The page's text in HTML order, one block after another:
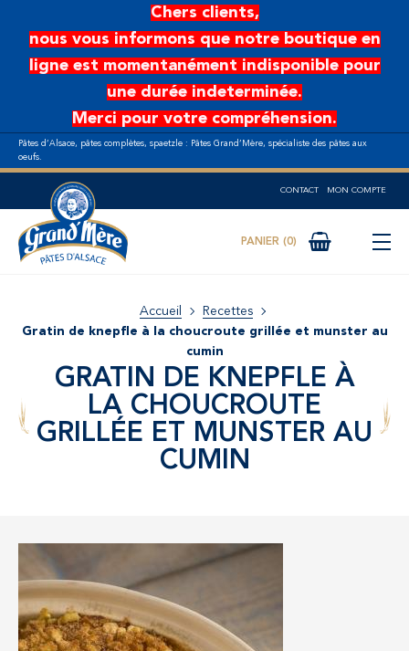
Aller au contenu principalChers clients,
nous vous informons que notre boutique en
ligne est momentanément indisponible pour
une durée indeterminée.
Merci pour votre compréhension.
Pâtes d’Alsace, pâtes complètes, spaetzle : Pâtes Grand’Mère, spécialiste des pâtes aux
oeufs.
CONTACT MON COMPTE
0
Accueil
Recettes
Gratin de knepfle à la choucroute grillée et munster au
cumin
GRATIN DE KNEPFLE À
LA CHOUCROUTE
GRILLÉE ET MUNSTER AU
CUMIN